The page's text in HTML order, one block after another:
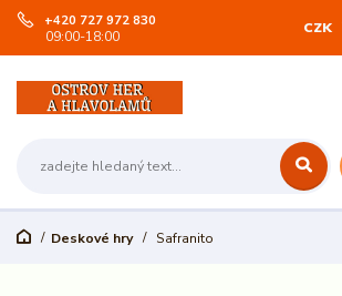
CZK
+420 727 972 830
09:00-18:00
Deskové hry Safranito